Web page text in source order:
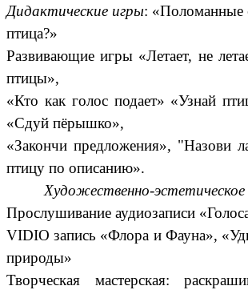
Дидактические игры: «Поломанные
птица?»
Развивающие игры «Летает, не
птицы»,
«Кто как голос подает» «Узнай
«Сдуй пёрышко»,
«Закончи предложения», "Назови
птицу по описанию».
Художественно-
Прослушивание аудиозаписи
VIDIO запись «Флора и Фауна»,
природы»
Творческая мастерская: